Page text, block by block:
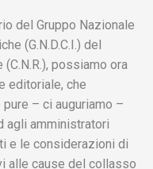
del Gruppo Nazionale
(G.N.D.C.I.) del
possiamo ora
editoriale, che
– ci auguriamo –
agli amministratori
e le considerazioni di
alle cause del collasso